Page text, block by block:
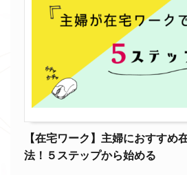
【在宅ワーク】主婦におすすめ
法！５ステップから始める